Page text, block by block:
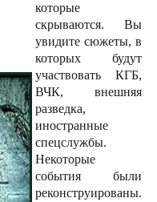
которые
скрываются. Вы
увидите сюжеты, в
которых будут
участвовать КГБ,
ВЧК, внешняя
разведка,
иностранные
спецслужбы.
Некоторые
события были
реконструированы.